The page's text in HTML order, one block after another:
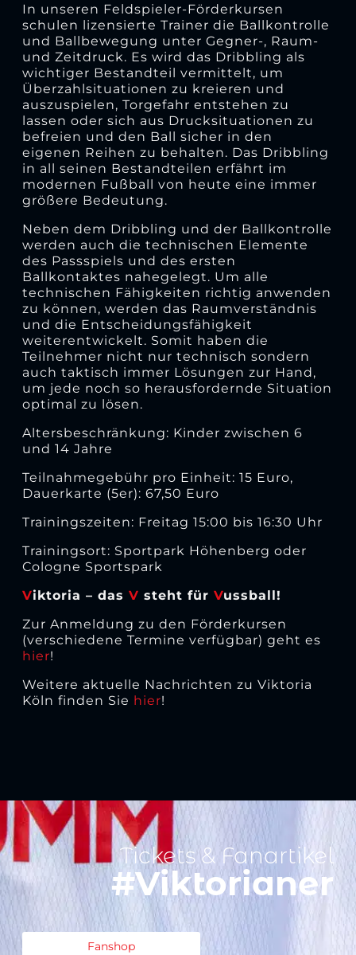
In unseren Feldspieler-Förderkursen
schulen lizensierte Trainer die Ballkontrolle
und Ballbewegung unter Gegner-, Raum-
und Zeitdruck. Es wird das Dribbling als
wichtiger Bestandteil vermittelt, um
Überzahlsituationen zu kreieren und
auszuspielen, Torgefahr entstehen zu
lassen oder sich aus Drucksituationen zu
befreien und den Ball sicher in den
eigenen Reihen zu behalten. Das Dribbling
in all seinen Bestandteilen erfährt im
modernen Fußball von heute eine immer
größere Bedeutung.
Neben dem Dribbling und der Ballkontrolle
werden auch die technischen Elemente
des Passspiels und des ersten
Ballkontaktes nahegelegt. Um alle
technischen Fähigkeiten richtig anwenden
zu können, werden das Raumverständnis
und die Entscheidungsfähigkeit
weiterentwickelt. Somit haben die
Teilnehmer nicht nur technisch sondern
auch taktisch immer Lösungen zur Hand,
um jede noch so herausfordernde Situation
optimal zu lösen.
Altersbeschränkung: Kinder zwischen 6
und 14 Jahre
Teilnahmegebühr pro Einheit: 15 Euro,
Dauerkarte (5er): 67,50 Euro
Trainingszeiten: Freitag 15:00 bis 16:30 Uhr
Trainingsort: Sportpark Höhenberg oder
Cologne Sportspark
Viktoria – das V steht für Vussball!
Zur Anmeldung zu den Förderkursen
(verschiedene Termine verfügbar) geht es
hier!
Weitere aktuelle Nachrichten zu Viktoria
Köln finden Sie hier!
Tickets & Fanartikel
#Viktorianer
Fanshop